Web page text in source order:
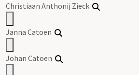
Christiaan Anthonij Zieck
Janna Catoen
Johan Catoen